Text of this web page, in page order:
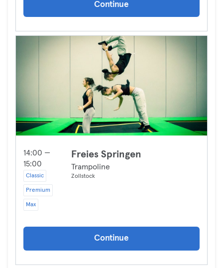
Continue
14:00 —
15:00
Classic
Premium
Max
Freies Springen
Trampoline
Zollstock
Continue